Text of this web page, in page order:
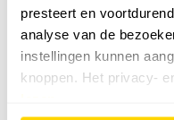
presteert en
analyse van de
instellingen kunnen
knoppen. Het privacy-
Geef ons
Vertel ons wat
Tip de